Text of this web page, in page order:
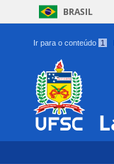
BRASIL
Ir para o conteúdo 1